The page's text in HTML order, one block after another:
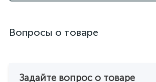
Вопросы о товаре
Задайте вопрос о товаре